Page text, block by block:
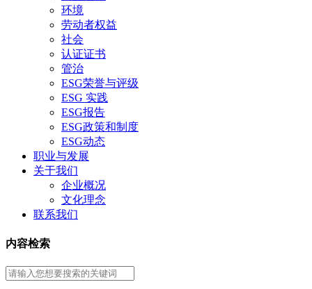
环境
劳动者权益
社会
认证证书
管治
ESG荣誉与评级
ESG 实践
ESG报告
ESG政策和制度
ESG动态
职业与发展
关于我们
企业概况
文化理念
联系我们
内容检索